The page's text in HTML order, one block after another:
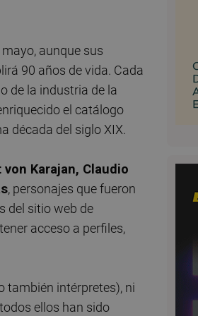
aunque sus
90 años de vida. Cada
de la industria de la
el catálogo
década del siglo XIX.
von Karajan, Claudio
, personajes que fueron
del sitio web de
acceso a perfiles,
también intérpretes), ni
ellos han sido